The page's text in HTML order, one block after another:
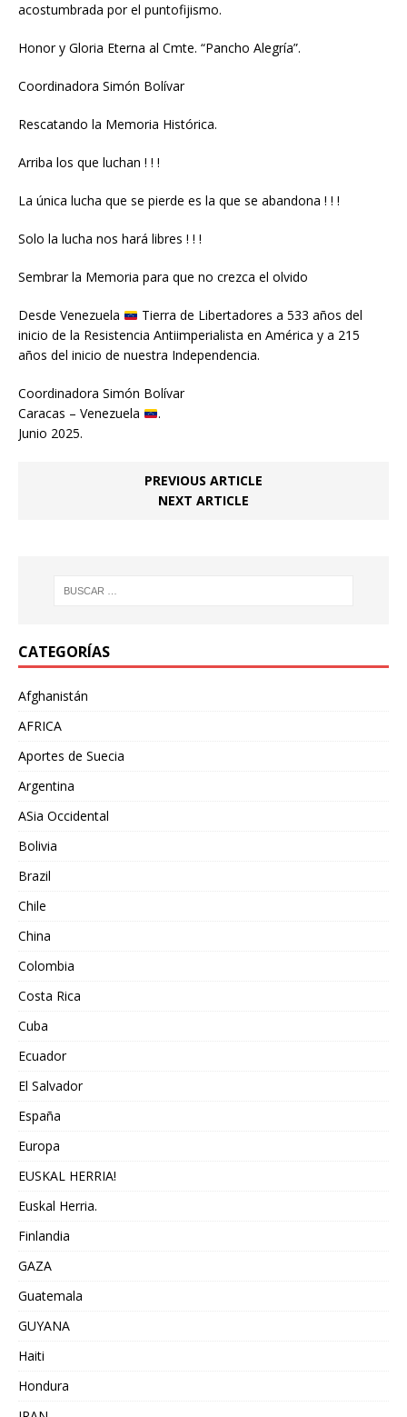
acostumbrada por el puntofijismo.
Honor y Gloria Eterna al Cmte. “Pancho Alegría”.
Coordinadora Simón Bolívar
Rescatando la Memoria Histórica.
Arriba los que luchan ! ! !
La única lucha que se pierde es la que se abandona ! ! !
Solo la lucha nos hará libres ! ! !
Sembrar la Memoria para que no crezca el olvido
Desde Venezuela
Tierra de Libertadores a 533 años del
inicio de la Resistencia Antiimperialista en América y a 215
años del inicio de nuestra Independencia.
Coordinadora Simón Bolívar
Caracas – Venezuela
.
Junio 2025.
PREVIOUS ARTICLE
NEXT ARTICLE
CATEGORÍAS
Afghanistán
AFRICA
Aportes de Suecia
Argentina
ASia Occidental
Bolivia
Brazil
Chile
China
Colombia
Costa Rica
Cuba
Ecuador
El Salvador
España
Europa
EUSKAL HERRIA!
Euskal Herria.
Finlandia
GAZA
Guatemala
GUYANA
Haiti
Hondura